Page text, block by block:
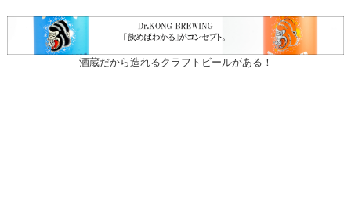
酒蔵だから造れるクラフトビールがある！